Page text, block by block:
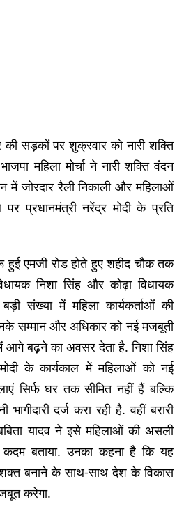
की सड़कों पर शुक्रवार को नारी शक्ति
महिला मोर्चा ने नारी शक्ति वंदन
में जोरदार रैली निकाली और महिलाओं
प्रधानमंत्री नरेंद्र मोदी के प्रति
हुई एमजी रोड होते हुए शहीद चौक तक
निशा सिंह और कोढ़ा विधायक
संख्या में महिला कार्यकर्ताओं की
सम्मान और अधिकार को नई मजबूती
आगे बढ़ने का अवसर देता है. निशा सिंह
के कार्यकाल में महिलाओं को नई
सिर्फ घर तक सीमित नहीं हैं बल्कि
दर्ज करा रही है. वहीं बरारी
यादव ने इसे महिलाओं की असली
बताया. उनका कहना है कि यह
बनाने के साथ-साथ देश के विकास
करेगा.